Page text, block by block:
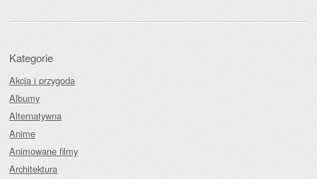
Kategorie
Akcja i przygoda
Albumy
Alternatywna
Anime
Animowane filmy
Architektura